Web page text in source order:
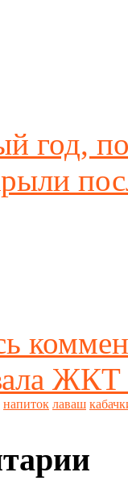
год,
ЖКТ
напиток лаваш